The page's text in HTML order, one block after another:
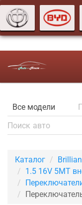
Каталог
1.5 16V 5MT